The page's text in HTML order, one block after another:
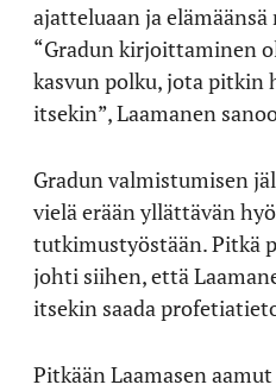
ajatteluaan ja
“Gradun kirjoittaminen
kasvun polku, jota pitkin
itsekin”, Laamanen
Gradun valmistumisen
vielä erään yllättävän
tutkimustyöstään. Pitkä
johti siihen, että
itsekin saada
Pitkään Laamasen